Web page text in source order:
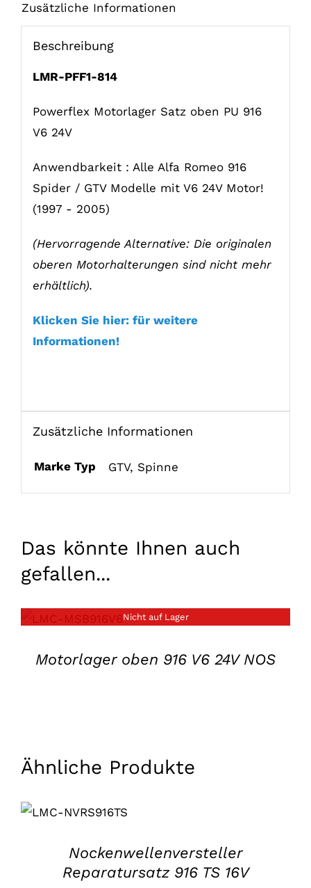
Zusätzliche Informationen
Beschreibung
LMR-PFF1-814
Powerflex Motorlager Satz oben PU 916
V6 24V
Anwendbarkeit : Alle Alfa Romeo 916
Spider / GTV Modelle mit V6 24V Motor!
(1997 - 2005)
(Hervorragende Alternative: Die originalen
oberen Motorhalterungen sind nicht mehr
erhältlich).
Klicken Sie hier: für weitere
Informationen!
Zusätzliche Informationen
Marke Typ GTV, Spinne
Das könnte Ihnen auch
gefallen...
Nicht auf Lager
EINZELHEITEN
Motorlager oben 916 V6 24V NOS
Ähnliche Produkte
WARENKORB
Nockenwellenversteller
Reparatursatz 916 TS 16V